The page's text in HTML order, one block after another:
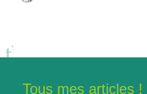
Tous mes articles !